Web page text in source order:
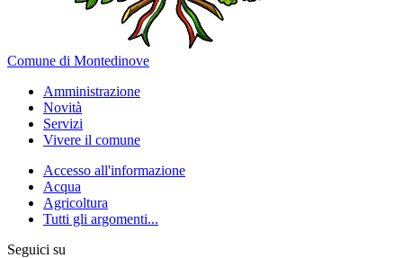
Comune di Montedinove
Amministrazione
Novità
Servizi
Vivere il comune
Accesso all'informazione
Acqua
Agricoltura
Tutti gli argomenti...
Seguici su